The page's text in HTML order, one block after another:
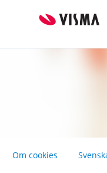
Om cookies